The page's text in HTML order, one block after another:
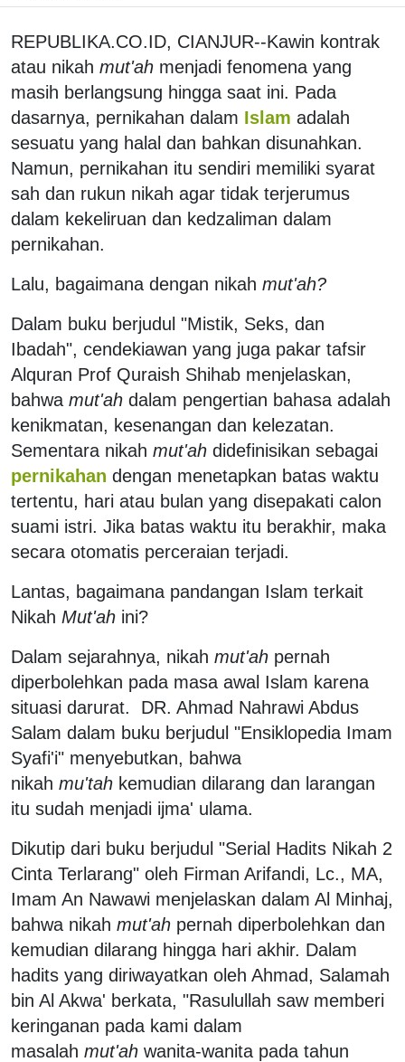
REPUBLIKA.CO.ID, CIANJUR--Kawin kontrak
atau nikah mut'ah menjadi fenomena yang
masih berlangsung hingga saat ini. Pada
dasarnya, pernikahan dalam Islam adalah
sesuatu yang halal dan bahkan disunahkan.
Namun, pernikahan itu sendiri memiliki syarat
sah dan rukun nikah agar tidak terjerumus
dalam kekeliruan dan kedzaliman dalam
pernikahan.
Lalu, bagaimana dengan nikah mut'ah?
Dalam buku berjudul "Mistik, Seks, dan
Ibadah", cendekiawan yang juga pakar tafsir
Alquran Prof Quraish Shihab menjelaskan,
bahwa mut'ah dalam pengertian bahasa adalah
kenikmatan, kesenangan dan kelezatan.
Sementara nikah mut'ah didefinisikan sebagai
pernikahan dengan menetapkan batas waktu
tertentu, hari atau bulan yang disepakati calon
suami istri. Jika batas waktu itu berakhir, maka
secara otomatis perceraian terjadi.
Lantas, bagaimana pandangan Islam terkait
Nikah Mut'ah ini?
Dalam sejarahnya, nikah mut'ah pernah
diperbolehkan pada masa awal Islam karena
situasi darurat. DR. Ahmad Nahrawi Abdus
Salam dalam buku berjudul "Ensiklopedia Imam
Syafi'i" menyebutkan, bahwa
nikah mu'tah kemudian dilarang dan larangan
itu sudah menjadi ijma' ulama.
Dikutip dari buku berjudul "Serial Hadits Nikah 2
Cinta Terlarang" oleh Firman Arifandi, Lc., MA,
Imam An Nawawi menjelaskan dalam Al Minhaj,
bahwa nikah mut'ah pernah diperbolehkan dan
kemudian dilarang hingga hari akhir. Dalam
hadits yang diriwayatkan oleh Ahmad, Salamah
bin Al Akwa' berkata, "Rasulullah saw memberi
keringanan pada kami dalam
masalah mut'ah wanita-wanita pada tahun